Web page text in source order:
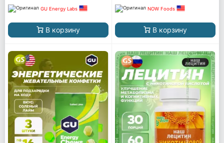
GU Energy Labs
В корзину
NOW Foods
В корзину